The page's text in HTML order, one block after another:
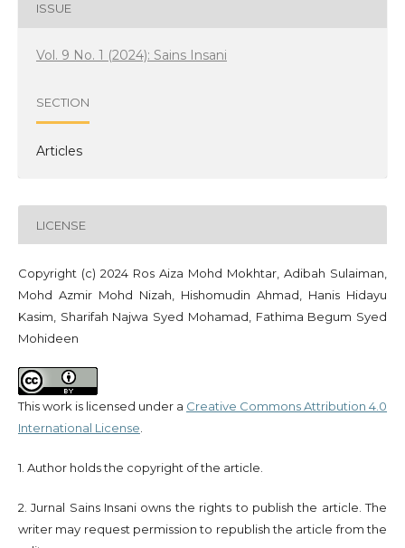
ISSUE
Vol. 9 No. 1 (2024): Sains Insani
SECTION
Articles
LICENSE
Copyright (c) 2024 Ros Aiza Mohd Mokhtar, Adibah Sulaiman,
Mohd Azmir Mohd Nizah, Hishomudin Ahmad, Hanis Hidayu
Kasim, Sharifah Najwa Syed Mohamad, Fathima Begum Syed
Mohideen
This work is licensed under a Creative Commons Attribution 4.0
International License
1. Author holds the copyright of the article.
2. Jurnal Sains Insani owns the rights to publish the article. The
writer may request permission to republish the article from the